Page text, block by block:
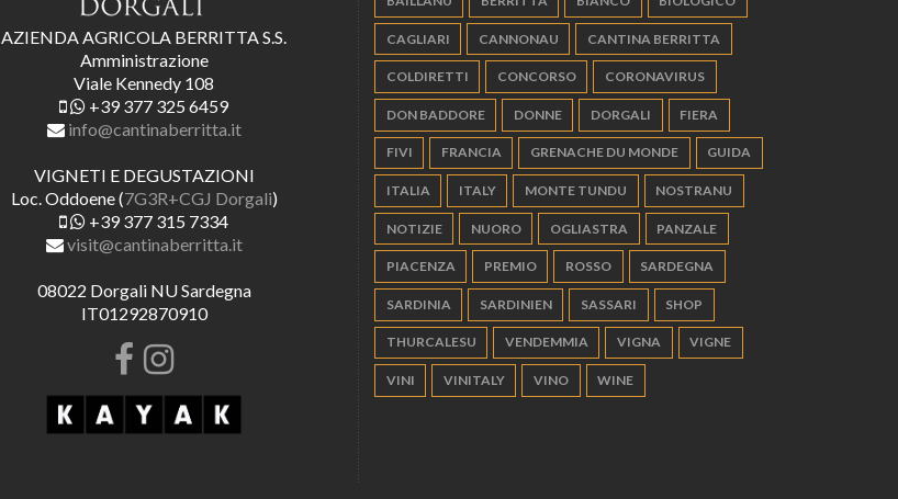
AZIENDA AGRICOLA BERRITTA S.S.
Amministrazione
Viale Kennedy 108
+39 377 325 6459
info@cantinaberritta.it
VIGNETI E DEGUSTAZIONI
Loc. Oddoene (7G3R+CGJ Dorgali)
+39 377 315 7334
visit@cantinaberritta.it
08022 Dorgali NU Sardegna
IT01292870910
CAGLIARI CANNONAU CANTINA BERRITTA
COLDIRETTI CONCORSO CORONAVIRUS
DON BADDORE DONNE DORGALI FIERA
FIVI FRANCIA GRENACHE DU MONDE GUIDA
ITALIA ITALY MONTE TUNDU NOSTRANU
NOTIZIE NUORO OGLIASTRA PANZALE
PIACENZA PREMIO ROSSO SARDEGNA
SARDINIA SARDINIEN SASSARI SHOP
THURCALESU VENDEMMIA VIGNA VIGNE
VINI VINITALY VINO WINE